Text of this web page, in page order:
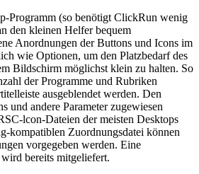
Programm (so benötigt ClickRun wenig
den kleinen Helfer bequem
Anordnungen der Buttons und Icons im
wie Optionen, um den Platzbedarf des
Bildschirm möglichst klein zu halten. So
der Programme und Rubriken
ausgeblendet werden. Den
und andere Parameter zugewiesen
lcon-Dateien der meisten Desktops
kompatiblen Zuordnungsdatei können
vorgegeben werden. Eine
bereits mitgeliefert.